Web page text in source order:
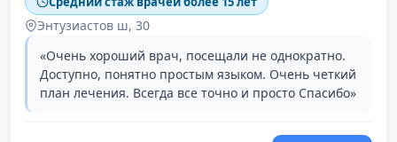
Энтузиастов ш, 30
«Очень хороший врач, посещали не однократно.
Доступно, понятно простым языком. Очень четкий
план лечения. Всегда все точно и просто Спасибо»